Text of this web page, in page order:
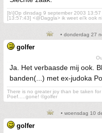
[b\]Op dinsdag 9 september 2003
[13:57:43] <@Daggla> ik weet ei'k ook
• donderdag 27
golfer
Ja. Het verbaasde mij ook.
banden(...) met ex-judoka
There is no greater joy than be taken
Poef.....gone! ©golfer
• woensdag 10
golfer